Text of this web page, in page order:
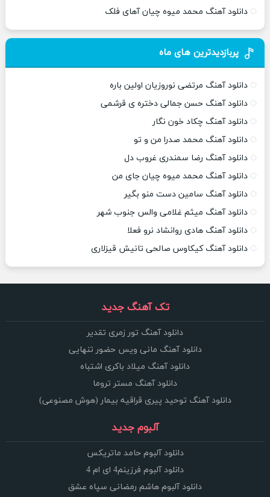
دانلود آهنگ محمد میوه چیان آهای فلک
پربازدیدترین های ماه
دانلود آهنگ مرتضی نوروزیان اولین باره
دانلود آهنگ حسن جمالی دختره ی قرشمی
دانلود آهنگ چکاد خون نگار
دانلود آهنگ محمد صدرا من و تو
دانلود آهنگ رضا سمندری غروب دل
دانلود آهنگ محمد میوه چیان جای من
دانلود آهنگ سامین دست منو بگیر
دانلود آهنگ میثم غلامی والس جنوب شهر
دانلود آهنگ هادی روانشاد نرو فعلا
دانلود آهنگ کیکاوس صالحی تانیش قیزلاری
تک آهنگ جدید
دانلود آهنگ تور زمری تقدیر
دانلود آهنگ مانی ویس حضور تنهایی
دانلود آهنگ میلاد باکری اشتباه
دانلود آهنگ مستر تروما
دانلود آهنگ توحید پیری قراقیه بیمار (هوش مصنوعی)
آلبوم جدید
دانلود آلبوم حامد ماتریکس
دانلود آلبوم فرزینم4 ای ام 4
دانلود آلبوم هاشم رمضانی سپاه عشق